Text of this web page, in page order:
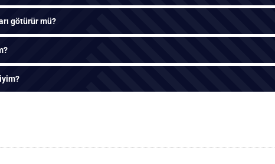
götürür mü?